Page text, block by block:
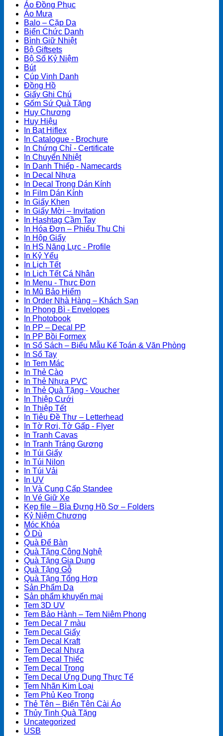
Áo Đồng Phục
Áo Mưa
Balo – Cặp Da
Biển Chức Danh
Bình Giữ Nhiệt
Bộ Giftsets
Bộ Số Kỷ Niệm
Bút
Cúp Vinh Danh
Đồng Hồ
Giấy Ghi Chú
Gốm Sứ Quà Tặng
Huy Chương
Huy Hiệu
In Bạt Hiflex
In Catalogue - Brochure
In Chứng Chỉ - Certificate
In Chuyển Nhiệt
In Danh Thiếp - Namecards
In Decal Nhựa
In Decal Trong Dán Kính
In Film Dán Kính
In Giấy Khen
In Giấy Mời – Invitation
In Hashtag Cầm Tay
In Hóa Đơn – Phiếu Thu Chi
In Hộp Giấy
In HS Năng Lực - Profile
In Kỷ Yếu
In Lịch Tết
In Lịch Tết Cá Nhân
In Menu - Thực Đơn
In Mũ Bảo Hiểm
In Order Nhà Hàng – Khách Sạn
In Phong Bì - Envelopes
In Photobook
In PP – Decal PP
In PP Bồi Formex
In Sổ Sách – Biểu Mẫu Kế Toán & Văn Phòng
In Sổ Tay
In Tem Mác
In Thẻ Cào
In Thẻ Nhựa PVC
In Thẻ Quà Tặng - Voucher
In Thiệp Cưới
In Thiệp Tết
In Tiêu Đề Thư – Letterhead
In Tờ Rơi, Tờ Gấp - Flyer
In Tranh Cavas
In Tranh Tráng Gương
In Túi Giấy
In Túi Nilon
In Túi Vải
In UV
In Và Cung Cấp Standee
In Vé Giữ Xe
Kẹp file – Bìa Đựng Hồ Sơ – Folders
Kỷ Niệm Chương
Móc Khóa
Ô Dù
Quà Để Bàn
Quà Tặng Công Nghệ
Quà Tặng Gia Dụng
Quà Tặng Gỗ
Quà Tặng Tổng Hợp
Sản Phẩm Da
Sản phẩm khuyến mại
Tem 3D UV
Tem Bảo Hành – Tem Niêm Phong
Tem Decal 7 màu
Tem Decal Giấy
Tem Decal Kraft
Tem Decal Nhựa
Tem Decal Thiếc
Tem Decal Trong
Tem Decal Ứng Dụng Thực Tế
Tem Nhãn Kim Loại
Tem Phủ Keo Trong
Thẻ Tên – Biển Tên Cài Áo
Thủy Tinh Quà Tặng
Uncategorized
USB